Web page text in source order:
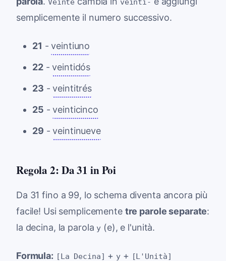
Veinte veinti-
semplicemente il numero successivo.
21 -veintiuno
22-veintidós
23 -veintitrés
25 -veinticinco
29 -veintinueve
Regola 2: Da 31 in Poi
Da 31 fino a 99, lo schema diventa ancora più
facile! Usi semplicemente tre parole separate:
la decina, la parola y (e), e l'unità.
Formula: [La Decina] + y+ [L'Unità]